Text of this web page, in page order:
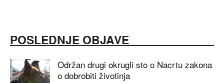
POSLEDNJE OBJAVE
Održan drugi okrugli sto o Nacrtu zakona
o dobrobiti životinja